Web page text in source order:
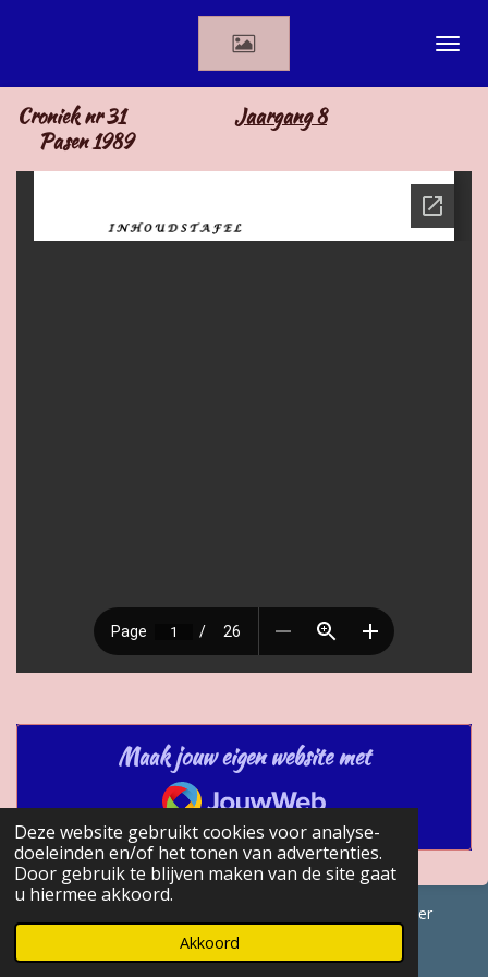
Deze website gebruikt cookies voor analyse-
doeleinden en/of het tonen van advertenties.
Door gebruik te blijven maken van de site gaat
u hiermee akkoord.
Akkoord
de
hoofdinhoud
Croniek nr 31 Jaargang 8
Pasen 1989
Maak jouw eigen website met
JouwWeb
© 2017 - 2026 GENEALOGISCHE Bijdragen Marc Van Acker